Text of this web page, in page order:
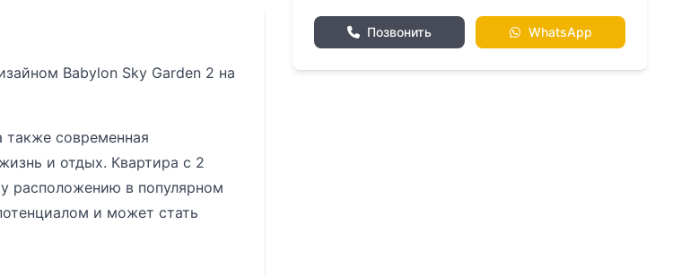
Babylon Sky Garden 2 на
также современная
и отдых. Квартира с 2
расположению в популярном
и может стать
Позвонить WhatsApp